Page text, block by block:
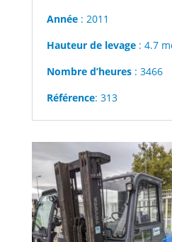
Année: 2011
Hauteur de levage: 4.7
Nombre d’heures: 3466
Référence: 313